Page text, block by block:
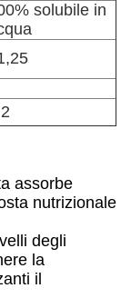
solubile in
assorbe
nutrizionale
degli
la
il